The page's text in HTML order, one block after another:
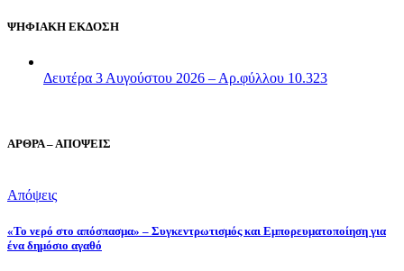
ΨΗΦΙΑΚΗ ΕΚΔΟΣΗ
Δευτέρα 3 Αυγούστου 2026 – Αρ.φύλλου 10.323
ΑΡΘΡΑ – ΑΠΟΨΕΙΣ
Απόψεις
«Το νερό στο απόσπασμα» – Συγκεντρωτισμός και Εμπορευματοποίηση για
ένα δημόσιο αγαθό